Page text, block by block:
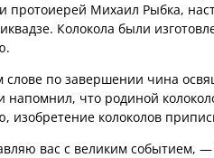
протоиерей Михаил Рыбка,
Колокола были
слове по завершении чина
напомнил, что родиной
изобретение колоколов
вас с великим событием,